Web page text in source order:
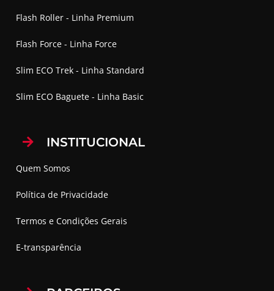
Flash Roller - Linha Premium
Flash Force - Linha Force
Slim ECO Trek - Linha Standard
Slim ECO Baguete - Linha Basic
INSTITUCIONAL
Quem Somos
Política de Privacidade
Termos e Condições Gerais
E-transparência